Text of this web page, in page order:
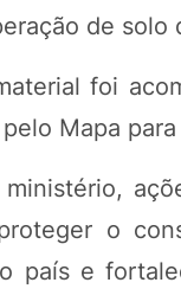
de
foi
Mapa
o
país e